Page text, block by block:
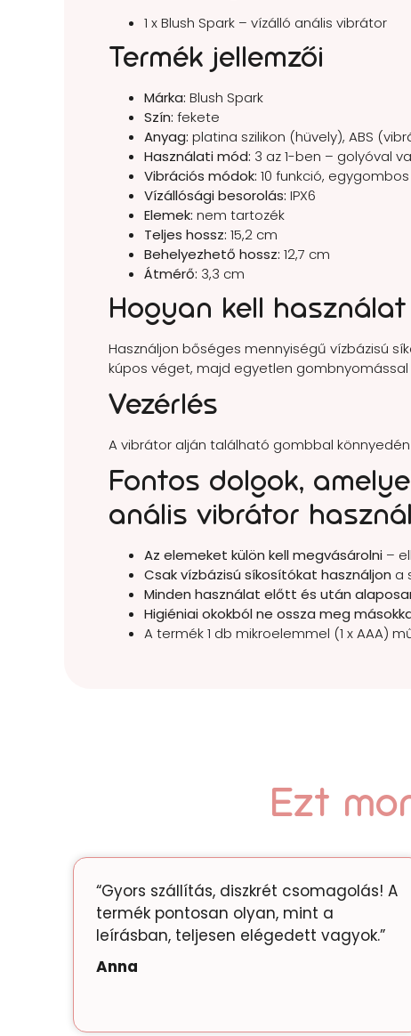
1 x Blush Spark – vízálló anális vibrátor
Termék jellemzői
Márka: Blush Spark
Szín: fekete
Anyag: platina szilikon (hüvely), ABS
Használati mód: 3 az 1-ben – golyóval
Vibrációs módok: 10 funkció,
Vízállósági besorolás: IPX6
Elemek: nem tartozék
Teljes hossz: 15,2 cm
Behelyezhető hossz: 12,7 cm
Átmérő: 3,3 cm
Hogyan kell használat
Használjon bőséges mennyiségű vízbázisú
kúpos véget, majd egyetlen
Vezérlés
A vibrátor alján található gombbal
Fontos dolgok,
anális vibrátor
Az elemeket külön kell megvásárolni –
Csak vízbázisú síkosítókat használjon a
Minden használat előtt és után
Higiéniai okokból ne ossza meg
A termék 1 db mikroelemmel (1 x AAA)
Ezt
“Gyors szállítás, diszkrét csomagolás! A
termék pontosan olyan, mint a
leírásban, teljesen elégedett vagyok.”
Anna